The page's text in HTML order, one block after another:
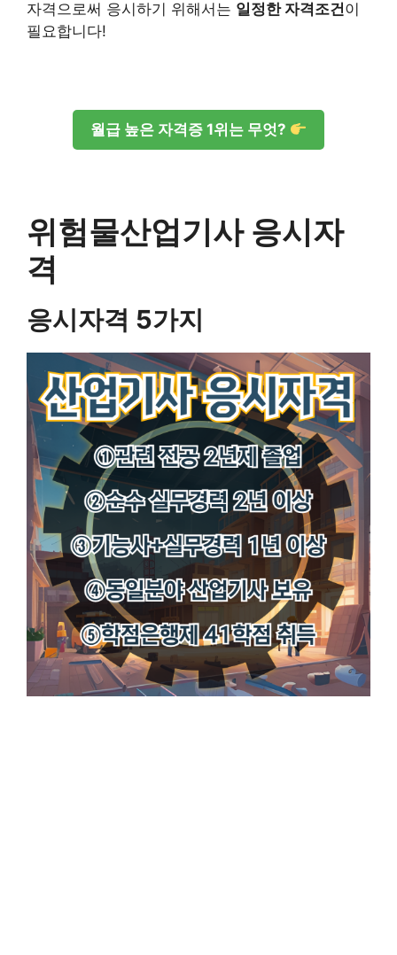
자격으로써 응시하기 위해서는 일정한 자격조건이
필요합니다!
월급 높은 자격증 1위는 무엇?
위험물산업기사 응시자
격
응시자격 5가지